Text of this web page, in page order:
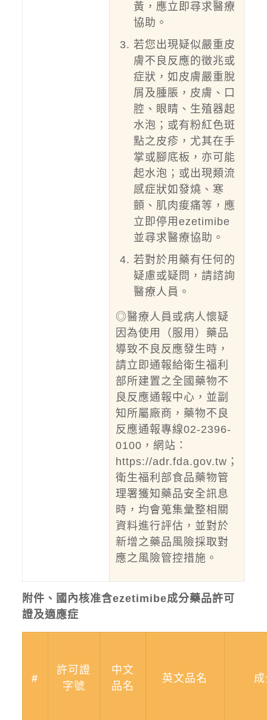
黃，應立即尋求醫療
協助。
若您出現疑似嚴重皮
膚不良反應的徵兆或
症狀，如皮膚嚴重脫
屑及腫脹，皮膚、口
腔、眼睛、生殖器起
水泡；或有粉紅色斑
點之皮疹，尤其在手
掌或腳底板，亦可能
起水泡；或出現類流
感症狀如發燒、寒
顫、肌肉痠痛等，應
立即停用ezetimibe
並尋求醫療協助。
若對於用藥有任何的
疑慮或疑問，請諮詢
醫療人員。
◎醫療人員或病人懷疑
因為使用（服用）藥品
導致不良反應發生時，
請立即通報給衛生福利
部所建置之全國藥物不
良反應通報中心，並副
知所屬廠商，藥物不良
反應通報專線02-2396-
0100，網站：
https://adr.fda.gov.tw ；
衛生福利部食品藥物管
理署獲知藥品安全訊息
時，均會蒐集彙整相關
資料進行評估，並對於
新增之藥品風險採取對
應之風險管控措施。
附件、國內核准含ezetimibe成分藥品許可
證及適應症
#
許可證
字號
中文
品名
英文品名